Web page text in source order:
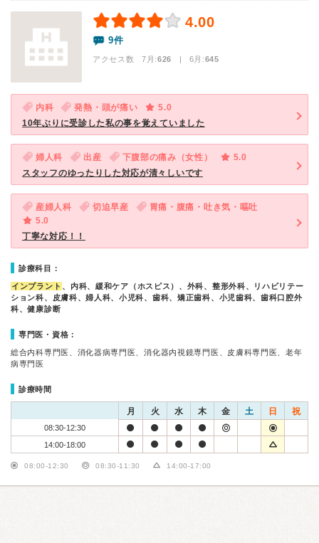
4.00
9件
アクセス数 7月:626 | 6月:645
内科 発熱・頭が痛い
5.0
10年ぶりに受診した私の事を覚えていました
婦人科 出産 下腹部の痛み（女性）
5.0
スタッフのゆったりした対応が清々しいです
産婦人科 切迫早産
胃痛・腹痛・吐き気・嘔吐
5.0
丁寧な対応！！
診療科目：
インプラント 、内科、緩和ケア（ホスピス）、外科、整形外科、リハビリテー
ション科、皮膚科、婦人科、小児科、歯科、矯正歯科、小児歯科、歯科口腔外
科、健康診断
専門医・資格：
総合内科専門医、消化器病専門医、消化器内視鏡専門医、皮膚科専門医、老年
病専門医
診療時間
月 火 水 木 金 土 日 祝
08:30-12:30
14:00-18:00
08:00-12:30 08:30-11:30 14:00-17:00